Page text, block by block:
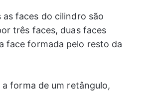
faces do cilindro são
três faces, duas faces
face formada pelo resto da
forma de um retângulo,